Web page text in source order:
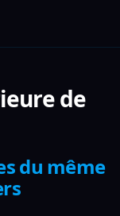
de
du même